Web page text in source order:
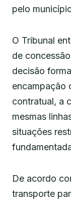
pelo
O Tribunal
de
decisão
encampação
contratual, a
mesmas
situações
De acordo
transporte